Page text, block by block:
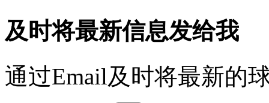
及时将最新信息发给我
通过Email及时将最新的